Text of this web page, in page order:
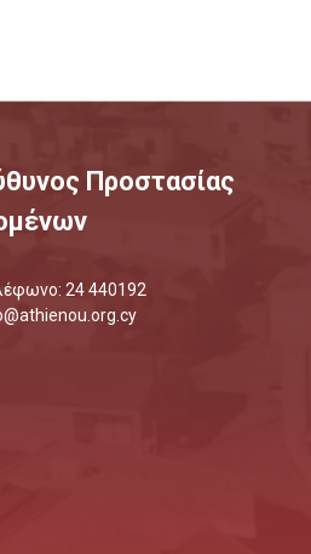
Προστασίας
24 440192